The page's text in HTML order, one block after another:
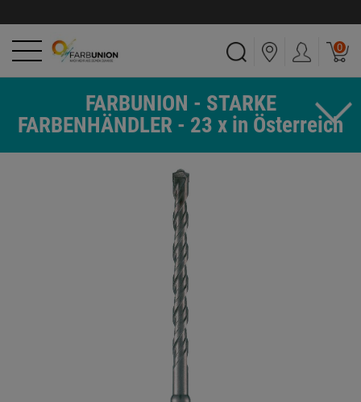
0
FARBUNION - STARKE
FARBENHÄNDLER - 23 x in Österreich